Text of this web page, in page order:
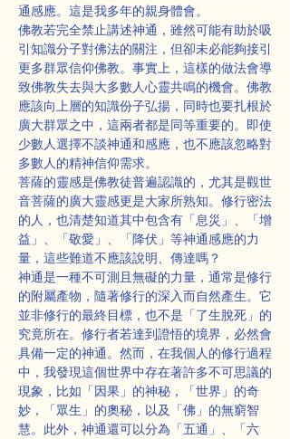
通感應。這是我多年的親身體會。
佛教若完全禁止講述神通，雖然可能有助於吸
引知識分子對佛法的關注，但卻未必能夠接引
更多群眾信仰佛教。事實上，這樣的做法會導
致佛教失去與大多數人心靈共鳴的機會。佛教
應該向上層的知識份子弘揚，同時也要扎根於
廣大群眾之中，這兩者都是同等重要的。即使
少數人選擇不談神通和感應，也不應該忽略對
多數人的精神信仰需求。
菩薩的靈感是佛教徒普遍認識的，尤其是觀世
音菩薩的廣大靈感更是大家所熟知。修行密法
的人，也清楚知道其中包含有「息災」、「增
益」、「敬愛」、「降伏」等神通感應的力
量，這些難道不應該說明、傳達嗎？
神通是一種不可測且無礙的力量，通常是修行
的附屬產物，隨著修行的深入而自然產生。它
並非修行的最終目標，也不是「了生脫死」的
究竟所在。修行者若達到證悟的境界，必然會
具備一定的神通。然而，在我個人的修行過程
中，我發現這個世界中存在著許多不可思議的
現象，比如「因果」的神秘，「世界」的奇
妙，「眾生」的奧秘，以及「佛」的無窮智
慧。此外，神通還可以分為「五通」、「六